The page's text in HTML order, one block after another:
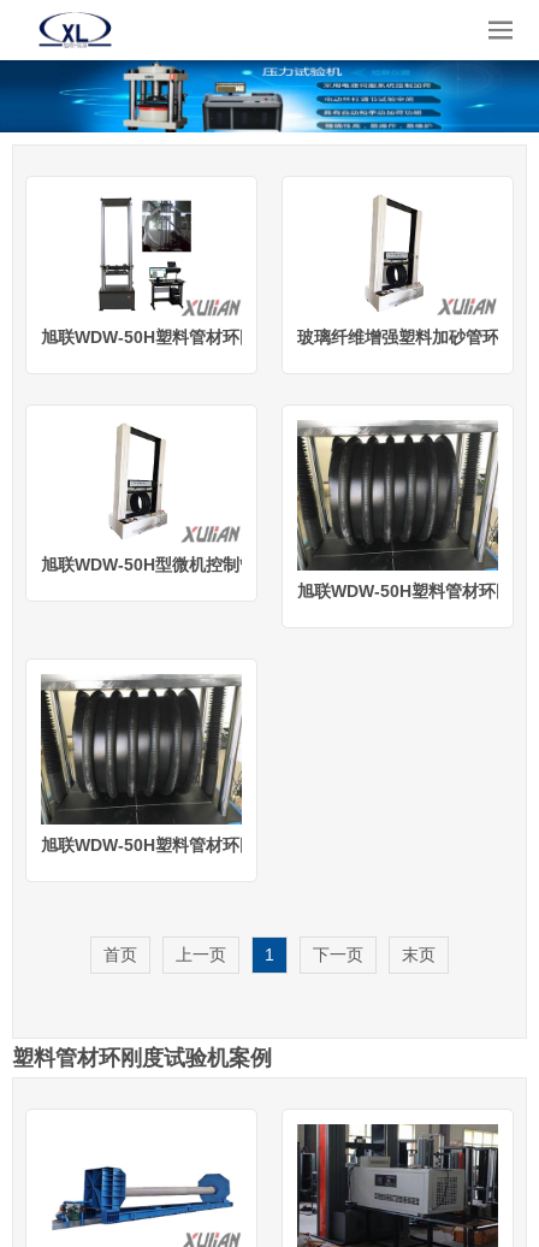
旭联WDW-50H塑料管材环刚度试验机玻璃纤维增强塑料加砂管环刚度
旭联WDW-50H型微机控制管材环刚度试验机
旭联WDW-50H塑料管材环刚度
旭联WDW-50H塑料管材环刚度试验机
首页 上一页 1 下一页 末页
塑料管材环刚度试验机案例